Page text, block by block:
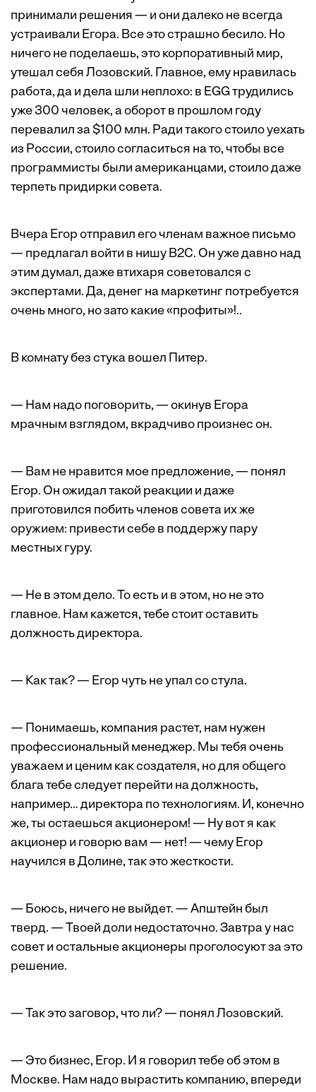
принимали решения — и они далеко не всегда
устраивали Егора. Все это страшно бесило. Но
ничего не поделаешь, это корпоративный мир,
утешал себя Лозовский. Главное, ему нравилась
работа, да и дела шли неплохо: в EGG трудились
уже 300 человек, а оборот в прошлом году
перевалил за $100 млн. Ради такого стоило уехать
из России, стоило согласиться на то, чтобы все
программисты были американцами, стоило даже
терпеть придирки совета.
Вчера Егор отправил его членам важное письмо
— предлагал войти в нишу B2C. Он уже давно над
этим думал, даже втихаря советовался с
экспертами. Да, денег на маркетинг потребуется
очень много, но зато какие «профиты»!..
В комнату без стука вошел Питер.
— Нам надо поговорить, — окинув Егора
мрачным взглядом, вкрадчиво произнес он.
— Вам не нравится мое предложение, — понял
Егор. Он ожидал такой реакции и даже
приготовился побить членов совета их же
оружием: привести себе в поддержу пару
местных гуру.
— Не в этом дело. То есть и в этом, но не это
главное. Нам кажется, тебе стоит оставить
должность директора.
— Как так? — Егор чуть не упал со стула.
— Понимаешь, компания растет, нам нужен
профессиональный менеджер. Мы тебя очень
уважаем и ценим как создателя, но для общего
блага тебе следует перейти на должность,
например… директора по технологиям. И, конечно
же, ты остаешься акционером! — Ну вот я как
акционер и говорю вам — нет! — чему Егор
научился в Долине, так это жесткости.
— Боюсь, ничего не выйдет. — Апштейн был
тверд. — Твоей доли недостаточно. Завтра у нас
совет и остальные акционеры проголосуют за это
решение.
— Так это заговор, что ли? — понял Лозовский.
— Это бизнес, Егор. И я говорил тебе об этом в
Москве. Нам надо вырастить компанию, впереди